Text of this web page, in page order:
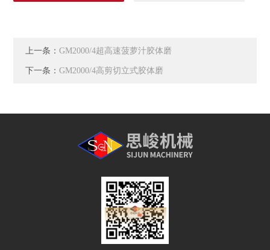
上一条：GM2000/4超高速菠萝汁胶体磨
下一条：GM2000/4高剪切立式胶体磨